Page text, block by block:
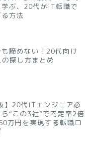
ぶ、20代がIT転職で
方法
諦めない！20代向け
探し方まとめ
】20代ITエンジニア必
“この3社”で内定率2倍
万円を実現する転職ロ